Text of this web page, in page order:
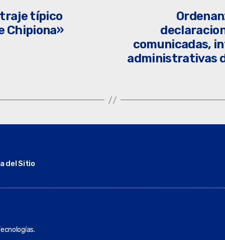
traje típico
Chipiona»
comunicadas,
administrativas
del Sitio